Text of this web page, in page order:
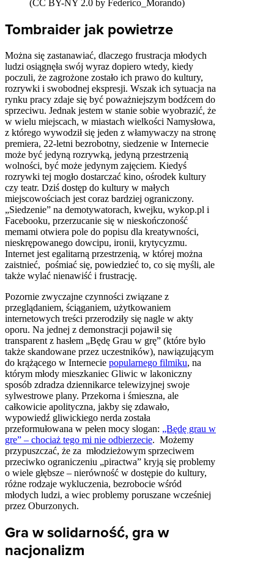
(CC BY-NY 2.0 by Federico_Morando)
Tombraider jak powietrze
Można się zastanawiać, dlaczego frustracja młodych
ludzi osiągnęła swój wyraz dopiero wtedy, kiedy
poczuli, że zagrożone zostało ich prawo do kultury,
rozrywki i swobodnej ekspresji. Wszak ich sytuacja na
rynku pracy zdaje się być poważniejszym bodźcem do
sprzeciwu. Jednak jestem w stanie sobie wyobrazić, że
w wielu miejscach, w miastach wielkości Namysłowa,
z którego wywodził się jeden z włamywaczy na stronę
premiera, 22-letni bezrobotny, siedzenie w Internecie
może być jedyną rozrywką, jedyną przestrzenią
wolności, być może jedynym zajęciem. Kiedyś
rozrywki tej mogło dostarczać kino, ośrodek kultury
czy teatr. Dziś dostęp do kultury w małych
miejscowościach jest coraz bardziej ograniczony.
„Siedzenie” na demotywatorach, kwejku, wykop.pl i
Facebooku, przerzucanie się w nieskończoność
memami otwiera pole do popisu dla kreatywności,
nieskrępowanego dowcipu, ironii, krytycyzmu.
Internet jest egalitarną przestrzenią, w której można
zaistnieć, pośmiać się, powiedzieć to, co się myśli, ale
także wylać nienawiść i frustrację.
Pozornie zwyczajne czynności związane z
przeglądaniem, ściąganiem, użytkowaniem
internetowych treści przerodziły się nagle w akty
oporu. Na jednej z demonstracji pojawił się
transparent z hasłem „Będę Grau w grę” (które było
także skandowane przez uczestników), nawiązującym
do krążącego w Internecie popularnego filmiku, na
którym młody mieszkaniec Gliwic w lakoniczny
sposób zdradza dziennikarce telewizyjnej swoje
sylwestrowe plany. Przekorna i śmieszna, ale
całkowicie apolityczna, jakby się zdawało,
wypowiedź gliwickiego nerda została
przeformułowana w pełen mocy slogan: „Będę grau w
gre” – chociaż tego mi nie odbierzecie. Możemy
przypuszczać, że za młodzieżowym sprzeciwem
przeciwko ograniczeniu „piractwa” kryją się problemy
o wiele głębsze – nierówność w dostępie do kultury,
różne rodzaje wykluczenia, bezrobocie wśród
młodych ludzi, a wiec problemy poruszane wcześniej
przez Oburzonych.
Gra w solidarność, gra w
nacjonalizm